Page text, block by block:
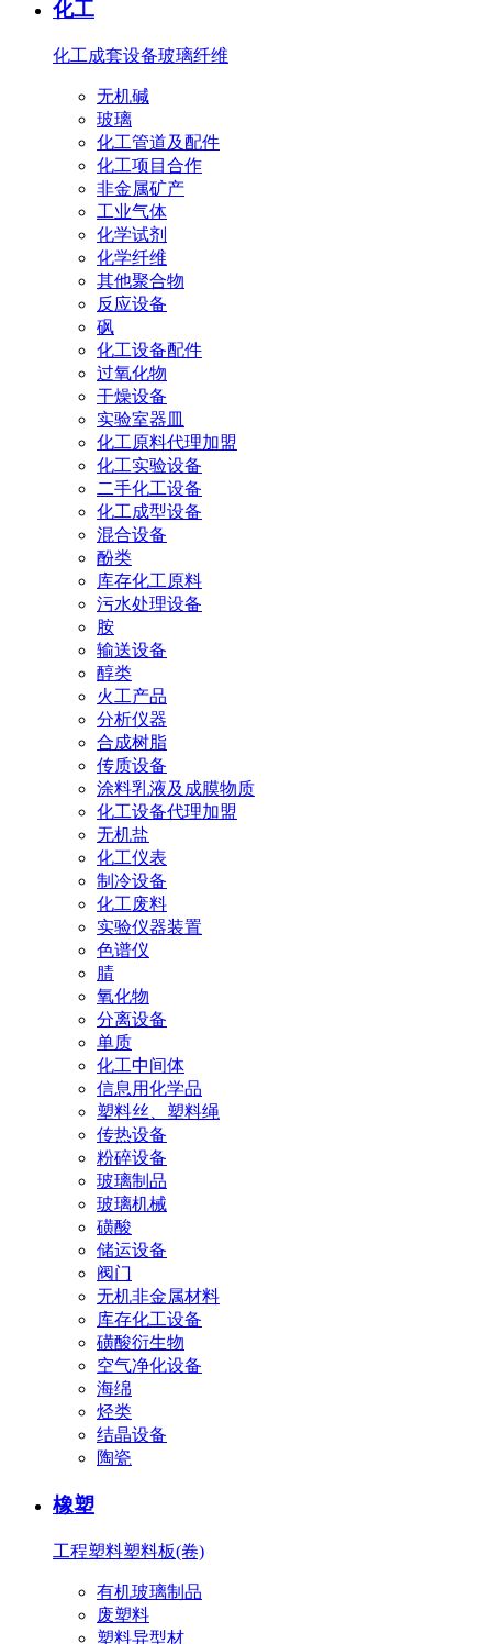
化工
化工成套设备玻璃纤维
无机碱
玻璃
化工管道及配件
化工项目合作
非金属矿产
工业气体
化学试剂
化学纤维
其他聚合物
反应设备
砜
化工设备配件
过氧化物
干燥设备
实验室器皿
化工原料代理加盟
化工实验设备
二手化工设备
化工成型设备
混合设备
酚类
库存化工原料
污水处理设备
胺
输送设备
醇类
火工产品
分析仪器
合成树脂
传质设备
涂料乳液及成膜物质
化工设备代理加盟
无机盐
化工仪表
制冷设备
化工废料
实验仪器装置
色谱仪
腈
氧化物
分离设备
单质
化工中间体
信息用化学品
塑料丝、塑料绳
传热设备
粉碎设备
玻璃制品
玻璃机械
磺酸
储运设备
阀门
无机非金属材料
库存化工设备
磺酸衍生物
空气净化设备
海绵
烃类
结晶设备
陶瓷
橡塑
工程塑料塑料板(卷)
有机玻璃制品
废塑料
塑料异型材